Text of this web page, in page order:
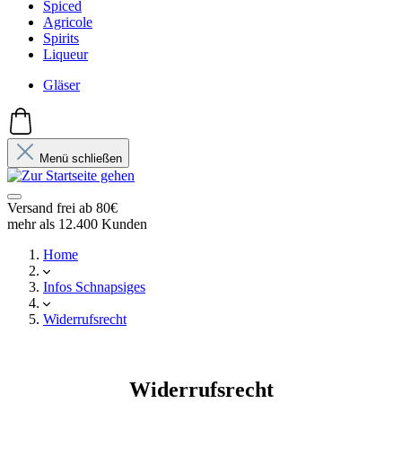
Spiced
Agricole
Spirits
Liqueur
Gläser
Menü schließen
Versand frei ab 80€
mehr als 12.400 Kunden
Home
Infos Schnapsiges
Widerrufsrecht
Widerrufsrecht